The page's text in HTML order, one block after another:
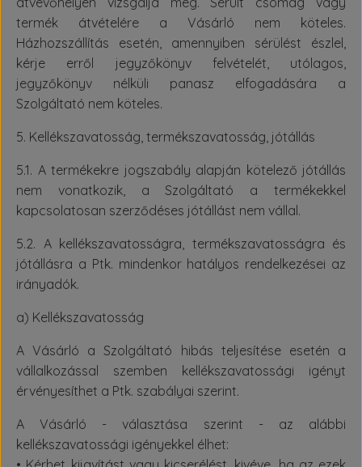
termék átvételére a Vásárló nem köteles.
Házhozszállítás esetén, amennyiben sérülést észlel,
kérje erről jegyzőkönyv felvételét, utólagos,
jegyzőkönyv nélküli panasz elfogadására a
Szolgáltató nem köteles.
5. Kellékszavatosság, termékszavatosság, jótállás
5.1. A termékekre jogszabály alapján kötelező jótállás
nem vonatkozik, a Szolgáltató a termékekkel
kapcsolatosan szerződéses jótállást nem vállal.
5.2. A kellékszavatosságra, termékszavatosságra és
jótállásra a Ptk. mindenkor hatályos rendelkezései az
irányadók.
a) Kellékszavatosság
A Vásárló a Szolgáltató hibás teljesítése esetén a
vállalkozással szemben kellékszavatossági igényt
érvényesíthet a Ptk. szabályai szerint.
A Vásárló - választása szerint - az alábbi
kellékszavatossági igényekkel élhet: